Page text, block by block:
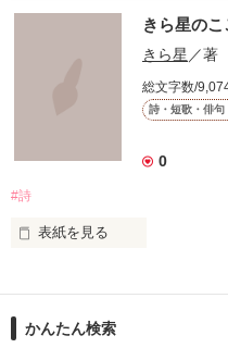
いろんな
アクレコ×ＰＯＥＭ
画像や有名なマンガの
*｡ﾟ+*｡ﾟ+*｡ﾟ+*｡ﾟ+*｡ﾟ+*｡ﾟ+*
きら星のこ
きら星 ／著
総文字数/
詩・短歌・俳句
0
#詩
表紙を見る
かんたん検索